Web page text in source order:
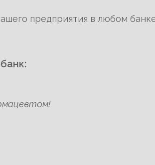
предприятия в любом